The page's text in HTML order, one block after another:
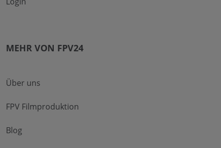
MEHR VON FPV24
Über uns
FPV Filmproduktion
Blog